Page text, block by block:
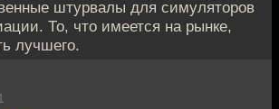
штурвалы для симуляторов
То, что имеется на рынке,
лучшего.